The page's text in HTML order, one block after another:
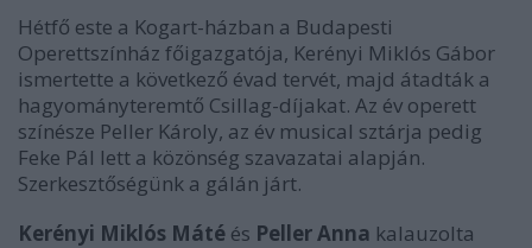
Hétfő este a Kogart-házban a Budapesti
Operettszínház főigazgatója, Kerényi Miklós Gábor
ismertette a következő évad tervét, majd átadták a
hagyományteremtő Csillag-díjakat. Az év operett
színésze Peller Károly, az év musical sztárja pedig
Feke Pál lett a közönség szavazatai alapján.
Szerkesztőségünk a gálán járt.
Kerényi Miklós Máté és Peller Anna kalauzolta